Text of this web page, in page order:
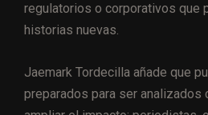
regulatorios o corporativos que
historias nuevas.
Jaemark Tordecilla añade que
preparados para ser analizados